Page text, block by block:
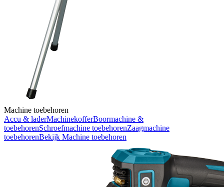
Machine toebehoren
Accu & laderMachinekofferBoormachine &
toebehorenSchroefmachine toebehorenZaagmachine
toebehorenBekijk Machine toebehoren